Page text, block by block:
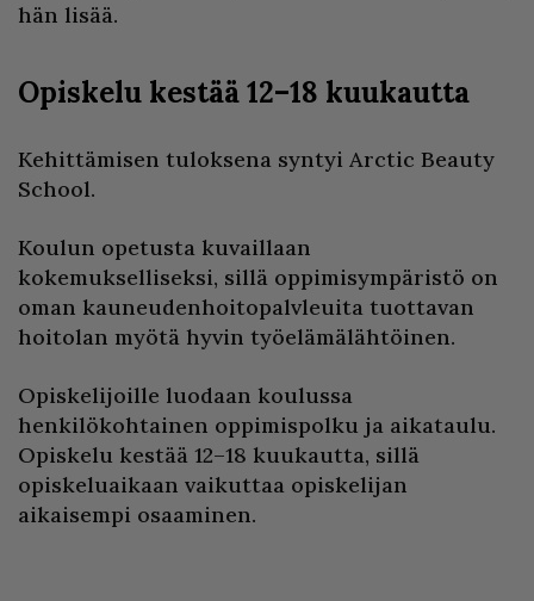
hän lisää.
Opiskelu kestää 12–18 kuukautta
Kehittämisen tuloksena syntyi Arctic Beauty
School.
Koulun opetusta kuvaillaan
kokemukselliseksi, sillä oppimisympäristö on
oman kauneudenhoitopalvleuita tuottavan
hoitolan myötä hyvin työelämälähtöinen.
Opiskelijoille luodaan koulussa
henkilökohtainen oppimispolku ja aikataulu.
Opiskelu kestää 12–18 kuukautta, sillä
opiskeluaikaan vaikuttaa opiskelijan
aikaisempi osaaminen.